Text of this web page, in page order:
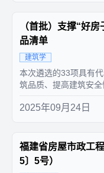
（首批）支撑“好
品清单
建筑学
本次遴选的33项具有
筑品质、提高建筑安全
色、智慧”的好房子提
2025年09月24日
福建省房屋市政工
5〕5号）